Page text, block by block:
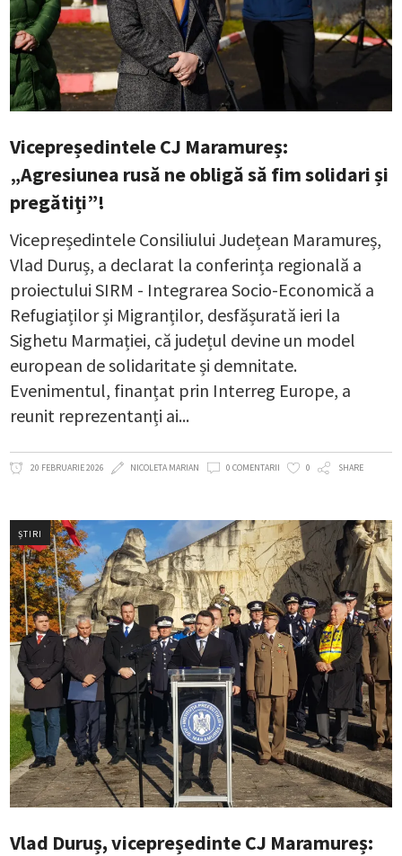
Vicepreședintele CJ Maramureș:
„Agresiunea rusă ne obligă să fim solidari și
pregătiți”!
Vicepreședintele Consiliului Județean Maramureș,
Vlad Duruș, a declarat la conferința regională a
proiectului SIRM - Integrarea Socio-Economică a
Refugiaților și Migranților, desfășurată ieri la
Sighetu Marmației, că județul devine un model
european de solidaritate și demnitate.
Evenimentul, finanțat prin Interreg Europe, a
reunit reprezentanți ai
20 FEBRUARIE 2026 NICOLETA MARIAN 0 COMENTARII 0 SHARE
ȘTIRI
Vlad Duruș, vicepreședinte CJ Maramureș: